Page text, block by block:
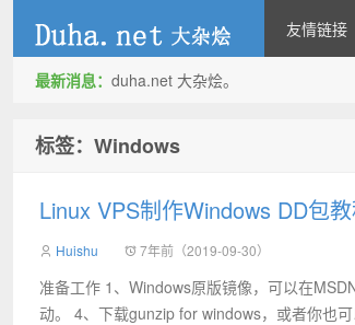
友情链接
最新消息： duha.net 大杂烩。
标签：Windows
Linux VPS制作Windows DD包
Huishu 7年前（2019-09-30）
准备工作 1、Windows原版镜像，可以在
动。 4、下载gunzip for windows，或者你也